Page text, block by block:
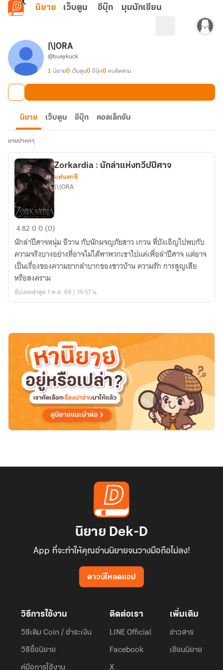
ข้ามไปยังเนื้อหาหลัก
นิยาย เว็บตูน อีบุ๊ก มุมนักเขียน
|\|ORA
@buaykuck
1 นิยาย0 เว็บตูน0 อีบุ๊ก0 คนติดตาม
นิยาย เว็บตูน อีบุ๊ก คอลเล็กชัน
นามปากกา
Zorkardia
นัก
ล่า
แห่ง
ทวีป
ปีศาจ
Zorkardia : นักล่าแห่งทวีปปีศาจ
แฟนตาซี
|\|ORA
48200 (0)
นักล่าปีศาจหนุ่ม อีวาน กับนักผจญภัยสาว เกวน ที่บังเอิญไปพบกับ
ความจริงบางอย่างที่อาจไม่ได้พาพวกเขาไปแค่เพื่อล่าปีศาจ แต่อาจ
เป็นเรื่องของความยากลำบากของชาวบ้าน ความรัก การสูญเสีย
หรือสงคราม
อัปเดตล่าสุด 1 พ.ค. 69 / 19:57 น.
นิยาย Dek-D
App ที่จะทำให้คุณอ่านนิยายจนวางมือถือไม่ลง!
ดาวน์โหลดแอป
วิธีการใช้งาน
วิธีเติม Coin / ชำระเงิน
วิธีซื้อนิยาย
คู่มือการใช้งาน
ติดต่อเรา
LINE Official
Facebook
X
เพิ่มเติม
ข่าวสาร
เขียนนิยาย